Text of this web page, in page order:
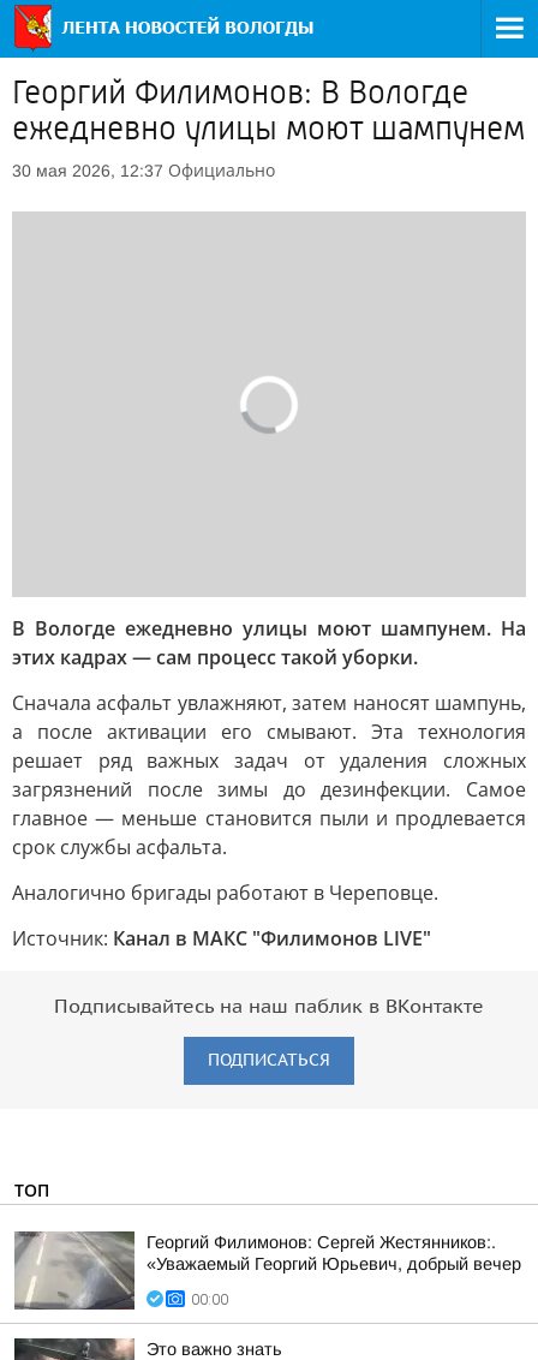
Георгий Филимонов: В Вологде
ежедневно улицы моют шампунем
30 мая 2026, 12:37 Официально
В Вологде ежедневно улицы моют шампунем. На
этих кадрах — сам процесс такой уборки.
Сначала асфальт увлажняют, затем наносят шампунь,
а после активации его смывают. Эта технология
решает ряд важных задач от удаления сложных
загрязнений после зимы до дезинфекции. Самое
главное — меньше становится пыли и продлевается
срок службы асфальта.
Аналогично бригады работают в Череповце.
Источник: Канал в МАКС "Филимонов LIVE"
Подписывайтесь на наш паблик в ВКонтакте
ПОДПИСАТЬСЯ
ТОП
Георгий Филимонов: Сергей Жестянников:.
«Уважаемый Георгий Юрьевич, добрый вечер
00:00
Это важно знать